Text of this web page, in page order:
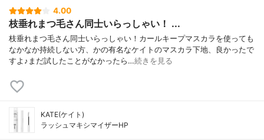
4.00
枝垂れまつ毛さん同士いらっしゃい！ ...
枝垂れまつ毛さん同士いらっしゃい！カールキープマスカラを使っても
なかなか持続しない方、かの有名なケイトのマスカラ下地、良かったで
すよ♪まだ試したことがなかったら…続きを見る
KATE(ケイト)
ラッシュマキシマイザーHP